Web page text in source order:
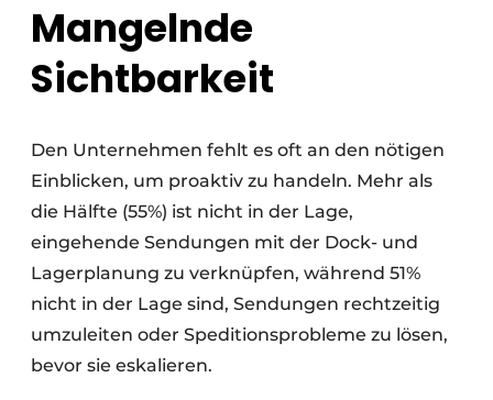
Mangelnde
Sichtbarkeit
Den Unternehmen fehlt es oft an den nötigen
Einblicken, um proaktiv zu handeln. Mehr als
die Hälfte (55%) ist nicht in der Lage,
eingehende Sendungen mit der Dock- und
Lagerplanung zu verknüpfen, während 51%
nicht in der Lage sind, Sendungen rechtzeitig
umzuleiten oder Speditionsprobleme zu lösen,
bevor sie eskalieren.